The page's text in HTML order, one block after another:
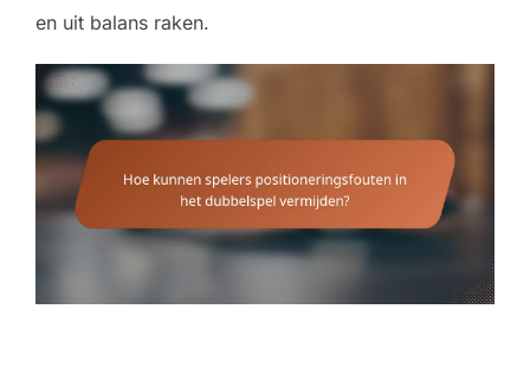
en uit balans raken.